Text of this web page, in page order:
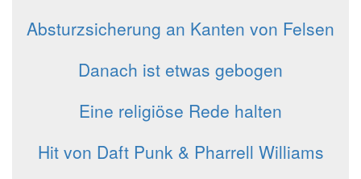
Absturzsicherung an Kanten von Felsen
Danach ist etwas gebogen
Eine religiöse Rede halten
Hit von Daft Punk & Pharrell Williams